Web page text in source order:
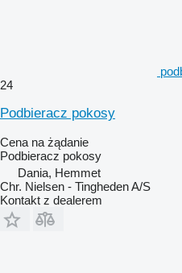
24
Podbieracz pokosy
Cena na żądanie
Podbieracz pokosy
Dania, Hemmet
Chr. Nielsen - Tingheden A/S
Kontakt z dealerem